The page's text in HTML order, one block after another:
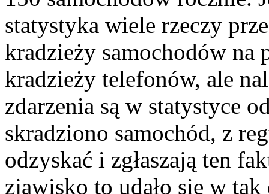
statystyka wiele rzeczy
kradzieży samochodów na
kradzieży telefonów, ale
zdarzenia są w statystyce
skradziono samochód, z
odzyskać i zgłaszają ten
zjawisko to udało się w